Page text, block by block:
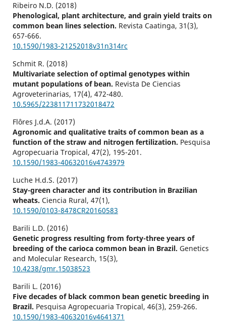
Ribeiro N.D. (2018)
Phenological, plant architecture, and grain yield traits on
common bean lines selection. Revista Caatinga, 31 (3),
657-666.
10.1590/1983-21252018v31n314rc
Schmit R. (2018)
Multivariate selection of optimal genotypes within
mutant populations of bean. Revista De Ciencias
Agroveterinarias, 17(4), 472-480.
10.5965/223811711732018472
Flôres J.d.A. (2017)
Agronomic and qualitative traits of common bean as a
function of the straw and nitrogen fertilization. Pesquisa
Agropecuaria Tropical, 47(2), 195-201.
10.1590/1983-40632016v4743979
Luche H.d.S. (2017)
Stay-green character and its contribution in Brazilian
wheats. Ciencia Rural, 47(1),
10.1590/0103-8478CR20160583
Barili L.D. (2016)
Genetic progress resulting from forty-three years of
breeding of the carioca common bean in Brazil. Genetics
and Molecular Research, 15(3),
10.4238/gmr.15038523
Barili L. (2016)
Five decades of black common bean genetic breeding in
Brazil. Pesquisa Agropecuaria Tropical, 46(3), 259-266.
10.1590/1983-40632016v4641371